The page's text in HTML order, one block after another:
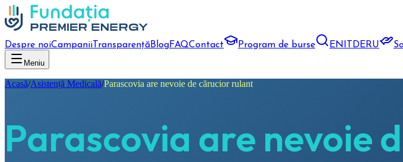
Despre noiCampanii TransparențăBlogFAQContact Program de burse EN DERU
Meniu
Acasă/Asistență Medicală/Parascovia are nevoie de cărucior rulant
Parascovia are nevoie